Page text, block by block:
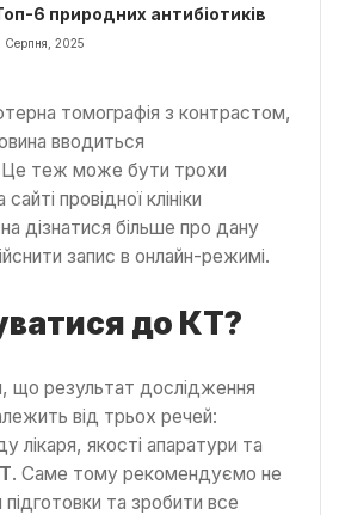
6 природних антибіотиків
Серпня, 2025
томографія з контрастом,
вводиться
Це теж може бути трохи
провідної клініки
дізнатися більше про дану
запис в онлайн-режимі.
до КТ?
що результат дослідження
від трьох речей:
лікаря, якості апаратури та
. Саме тому рекомендуємо не
та зробити все